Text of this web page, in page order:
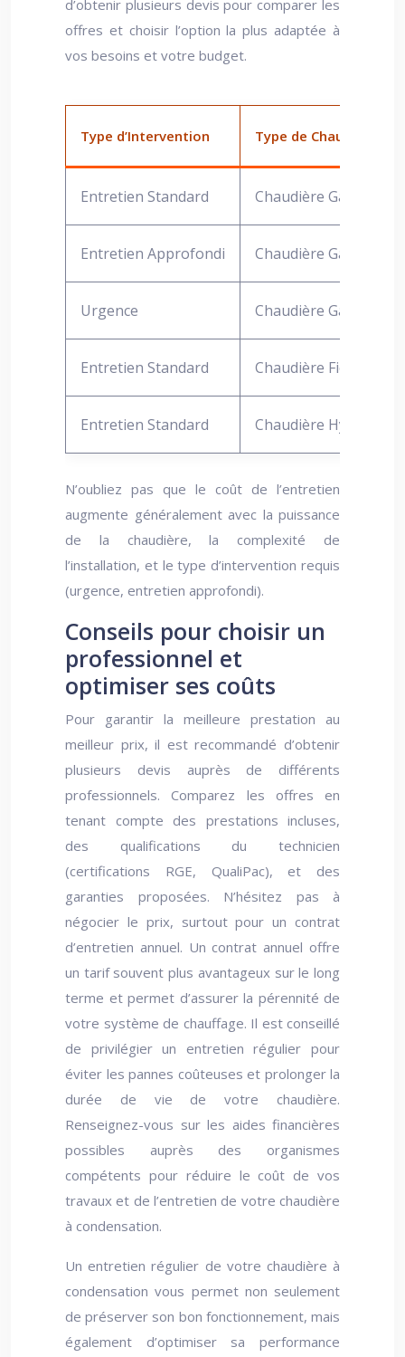
d’obtenir plusieurs devis pour comparer les
offres et choisir l’option la plus adaptée à
vos besoins et votre budget.
Type d’Intervention Type de Chaudière
Entretien Standard Chaudière Gaz
Entretien Approfondi Chaudière Gaz
Urgence Chaudière Gaz
Entretien Standard Chaudière Fioul
Entretien Standard Chaudière Hybride
N’oubliez pas que le coût de l’entretien
augmente généralement avec la puissance
de la chaudière, la complexité de
l’installation, et le type d’intervention requis
(urgence, entretien approfondi).
Conseils pour choisir un
professionnel et
optimiser ses coûts
Pour garantir la meilleure prestation au
meilleur prix, il est recommandé d’obtenir
plusieurs devis auprès de différents
professionnels. Comparez les offres en
tenant compte des prestations incluses,
des qualifications du technicien
(certifications RGE, QualiPac), et des
garanties proposées. N’hésitez pas à
négocier le prix, surtout pour un contrat
d’entretien annuel. Un contrat annuel offre
un tarif souvent plus avantageux sur le long
terme et permet d’assurer la pérennité de
votre système de chauffage. Il est conseillé
de privilégier un entretien régulier pour
éviter les pannes coûteuses et prolonger la
durée de vie de votre chaudière.
Renseignez-vous sur les aides financières
possibles auprès des organismes
compétents pour réduire le coût de vos
travaux et de l’entretien de votre chaudière
à condensation.
Un entretien régulier de votre chaudière à
condensation vous permet non seulement
de préserver son bon fonctionnement, mais
également d’optimiser sa performance